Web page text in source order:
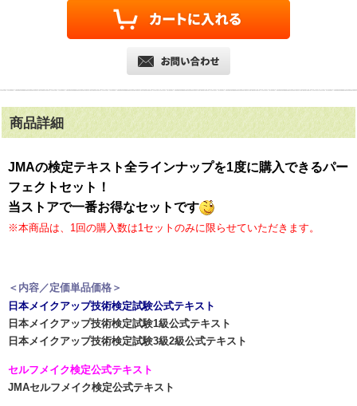
商品詳細
JMAの検定テキスト全ラインナップを1度に購入できるパー
フェクトセット！
当ストアで一番お得なセットです
※本商品は、1回の購入数は1セットのみに限らせていただきます。
＜内容／定価単品価格＞
日本メイクアップ技術検定試験公式テキスト
日本メイクアップ技術検定試験1級公式テキスト
日本メイクアップ技術検定試験3級2級公式テキスト
セルフメイク検定公式テキスト
JMAセルフメイク検定公式テキスト